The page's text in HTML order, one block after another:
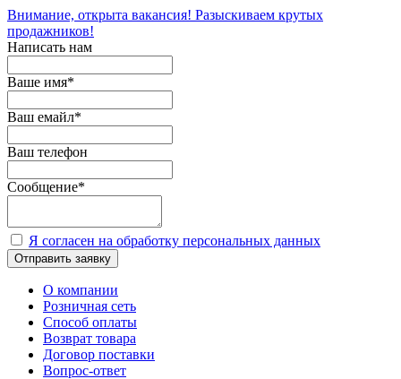
Внимание, открыта вакансия! Разыскиваем крутых
продажников!
Написать нам
Ваше имя*
Ваш емайл*
Ваш телефон
Сообщение*
Я согласен на обработку персональных данных
Отправить заявку
О компании
Розничная сеть
Способ оплаты
Возврат товара
Договор поставки
Вопрос-ответ